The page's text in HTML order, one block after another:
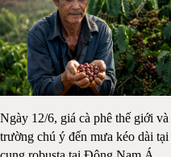
Ngày 12/6, giá cà phê thế giới
trường chú ý đến mưa kéo dài